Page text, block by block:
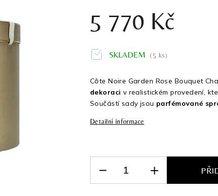
5 770 Kč
Côte Noire Garden Rose Bouquet
dekoraci v realistickém provedení,
Součástí sady jsou parfémované
Detailní informace
SKLADEM (5 ks)